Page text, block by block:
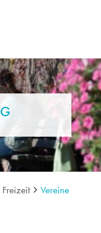
Freizeit Vereine